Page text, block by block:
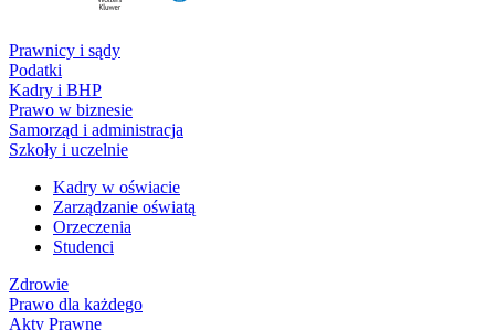
Prawnicy i sądy
Podatki
Kadry i BHP
Prawo w biznesie
Samorząd i administracja
Szkoły i uczelnie
Kadry w oświacie
Zarządzanie oświatą
Orzeczenia
Studenci
Zdrowie
Prawo dla każdego
Akty Prawne